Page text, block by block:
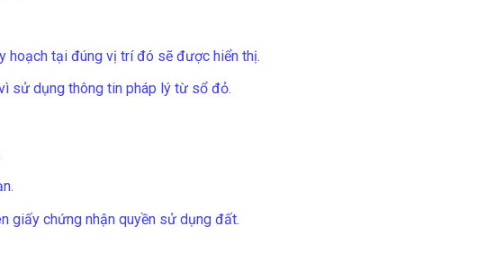
hoạch tại đúng vị trí đó sẽ được hiển thị.
sử dụng thông tin pháp lý từ sổ đỏ.
giấy chứng nhận quyền sử dụng đất.